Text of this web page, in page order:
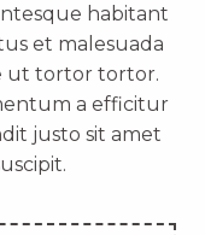
habitant
et malesuada
ut tortor tortor.
a efficitur
justo sit amet